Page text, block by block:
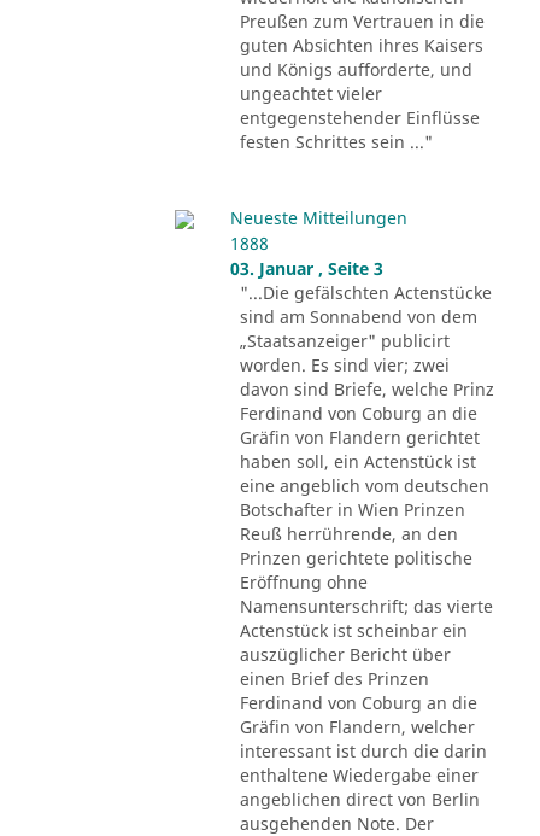
Preußen zum Vertrauen in die
guten Absichten ihres Kaisers
und Königs aufforderte, und
ungeachtet vieler
entgegenstehender Einflüsse
festen Schrittes sein ..."
Neueste Mitteilungen
1888
03. Januar , Seite 3
"...Die gefälschten Actenstücke
sind am Sonnabend von dem
„Staatsanzeiger" publicirt
worden. Es sind vier; zwei
davon sind Briefe, welche Prinz
Ferdinand von Coburg an die
Gräfin von Flandern gerichtet
haben soll, ein Actenstück ist
eine angeblich vom deutschen
Botschafter in Wien Prinzen
Reuß herrührende, an den
Prinzen gerichtete politische
Eröffnung ohne
Namensunterschrift; das vierte
Actenstück ist scheinbar ein
auszüglicher Bericht über
einen Brief des Prinzen
Ferdinand von Coburg an die
Gräfin von Flandern, welcher
interessant ist durch die darin
enthaltene Wiedergabe einer
angeblichen direct von Berlin
ausgehenden Note. Der